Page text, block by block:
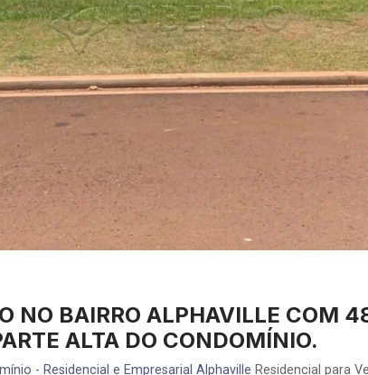
NO BAIRRO ALPHAVILLE COM
ALTA DO CONDOMÍNIO.
- Residencial e Empresarial Alphaville Residencial para